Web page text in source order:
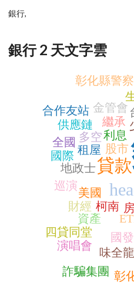
銀行,
銀行 2 天文字雲
貸款
股市
利息
資產
繼承
多空
國
金管會
四貸同堂
供應鏈
租屋
美國
柯南
全國
味全龍
演唱會
巡演
地政士
財經
國際
合作友站
彰
彰化縣警
詐騙集團